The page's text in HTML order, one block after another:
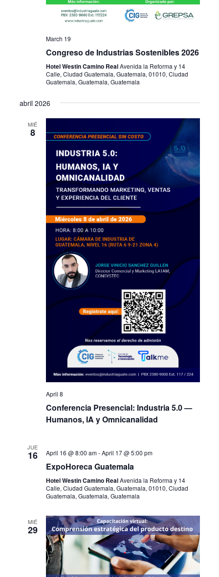
March 19
Congreso de Industrias Sostenibles 2026
Hotel Westin Camino RealAvenida la Reforma y 14
Calle, Ciudad Guatemala, Guatemala, 01010, Ciudad
Guatemala, Guatemala, Guatemala
abril 2026
MIÉ
8
April 8
Conferencia Presencial: Industria 5.0 —
Humanos, IA y Omnicanalidad
JUE
16 April 16 @ 8:00 am-April 17 @ 5:00 pm
ExpoHoreca Guatemala
Hotel Westin Camino RealAvenida la Reforma y 14
Calle, Ciudad Guatemala, Guatemala, 01010, Ciudad
Guatemala, Guatemala, Guatemala
MIÉ
29